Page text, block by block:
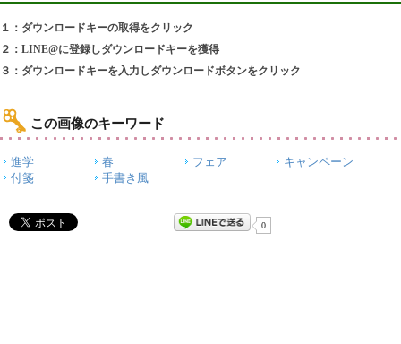
１：ダウンロードキーの取得をクリック
２：LINE@に登録しダウンロードキーを獲得
３：ダウンロードキーを入力しダウンロードボタンをクリック
この画像のキーワード
進学 春 フェア
キャンペーン
付箋
手書き風
0